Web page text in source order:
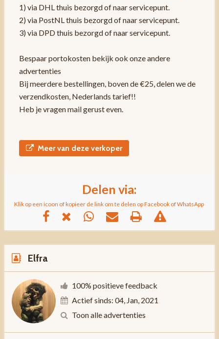
1) via DHL thuis bezorgd of naar servicepunt.
2) via PostNL thuis bezorgd of naar servicepunt.
3) via DPD thuis bezorgd of naar servicepunt.
Bespaar portokosten bekijk ook onze andere
advertenties
Bij meerdere bestellingen, boven de €25, delen we de
verzendkosten, Nederlands tarief!!
Heb je vragen mail gerust even.
Meer van deze verkoper
Delen via:
Klik op een icoon of kopieer de link om te delen op Facebook of WhatsApp
Elfra
100% positieve feedback
Actief sinds: 04, Jan, 2021
Toon alle advertenties